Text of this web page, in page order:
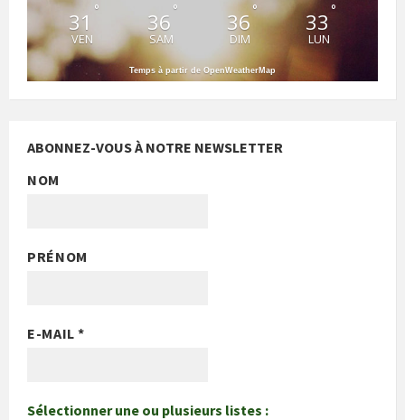
31 °
VEN
36 °
SAM
36°
DIM
33 °
LUN
Temps à partir de OpenWeatherMap
ABONNEZ-VOUS À NOTRE NEWSLETTER
NOM
PRÉNOM
E-MAIL*
Sélectionner une ou plusieurs listes :